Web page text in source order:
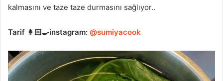
kalmasını ve taze taze durmasını sağlıyor..
Tarif 👩🏻‍🍳instagram: @sumiyacook